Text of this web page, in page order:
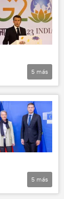
5 más
5 más